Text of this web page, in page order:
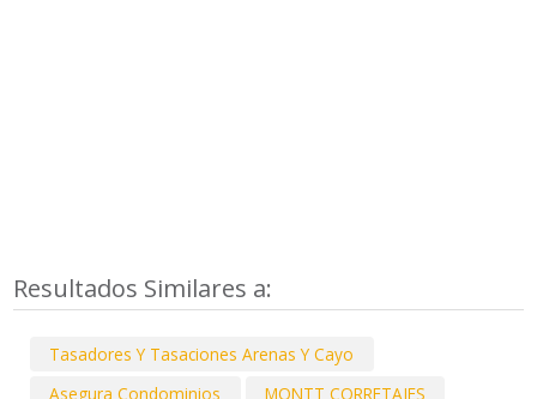
Resultados Similares a:
Tasadores Y Tasaciones Arenas Y Cayo
Asegura Condominios
MONTT CORRETAJES